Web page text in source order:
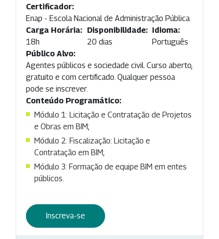
Certificador:
Enap - Escola Nacional de Administração Pública
Carga Horária:
18h
Disponibilidade:
20 dias
Idioma:
Português
Público Alvo:
Agentes públicos e sociedade civil. Curso aberto,
gratuito e com certificado. Qualquer pessoa
pode se inscrever.
Conteúdo Programático:
Módulo 1: Licitação e Contratação de Projetos
e Obras em BIM;
Módulo 2: Fiscalização: Licitação e
Contratação em BIM;
Módulo 3: Formação de equipe BIM em entes
públicos.
Inscreva-se